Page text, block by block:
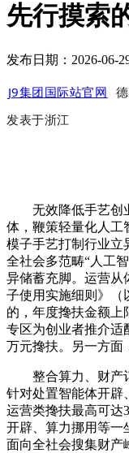
先行摸索
发布日期：2026-06-
J9集团国际站官网
发表于浙江
无效降低手艺创业
体，鞭策轻量化人工
模子手艺打制行业立
全社会多范畴“人工
异储蓄充脚。运营从
子使用实施细则》（
的，年度搀扶金额上
专区为创业者推介适
万元搀扶。另一方面
整合算力、财产订
针对处置智能体开辟
运营类搀扶最高可达
开辟、算力挪用等一
面向全社会搜集财产